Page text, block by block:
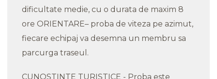
dificultate medie, cu o durata de maxim 8
ore ORIENTARE– proba de viteza pe azimut,
fiecare echipaj va desemna un membru sa
parcurga traseul.
CUNOSTINTE TURISTICE - Proba este